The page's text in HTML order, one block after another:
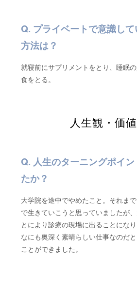
プライベートで意識し
方法は？
就寝前にサプリメントをとり、睡眠
食をとる。
人生観・価
人生のターニングポイ
たか？
大学院を途中でやめたこと。それま
で生きていこうと思っていましたが
とにより診療の現場に出ることにな
なにも奥深く素晴らしい仕事なのだ
ことができました。